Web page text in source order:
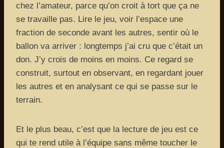
chez l’amateur, parce qu’on croit à tort que ça ne
se travaille pas. Lire le jeu, voir l’espace une
fraction de seconde avant les autres, sentir où le
ballon va arriver : longtemps j’ai cru que c’était un
don. J’y crois de moins en moins. Ce regard se
construit, surtout en observant, en regardant jouer
les autres et en analysant ce qui se passe sur le
terrain.
Et le plus beau, c’est que la lecture de jeu est ce
qui te rend utile à l’équipe sans même toucher le